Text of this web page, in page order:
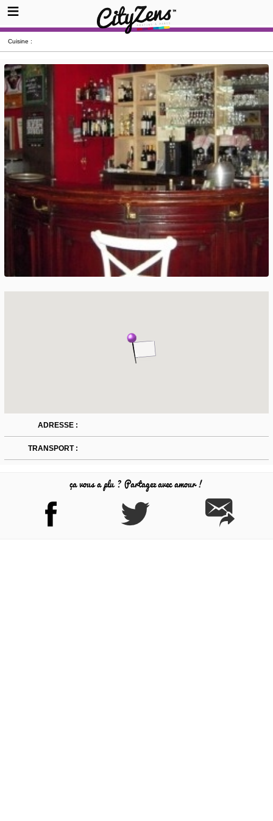
Cuisine :
ADRESSE :
TRANSPORT :
ça vous a plu ? Partagez avec amour !